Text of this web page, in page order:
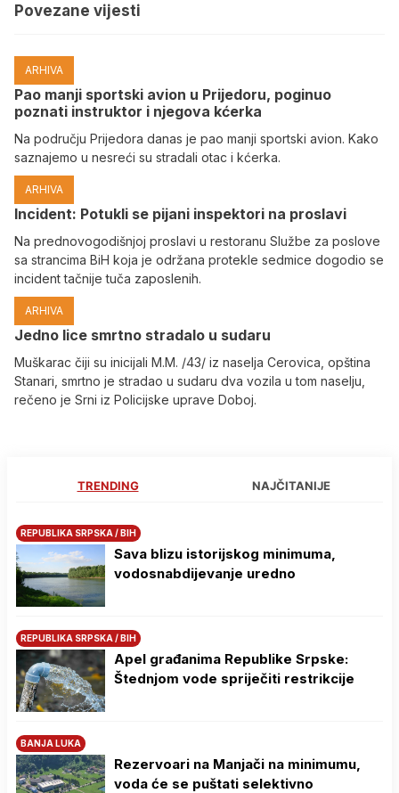
Povezane vijesti
ARHIVA
Pao manji sportski avion u Prijedoru, poginuo
poznati instruktor i njegova kćerka
Na području Prijedora danas je pao manji sportski avion. Kako
saznajemo u nesreći su stradali otac i kćerka.
ARHIVA
Incident: Potukli se pijani inspektori na proslavi
Na prednovogodišnjoj proslavi u restoranu Službe za poslove
sa strancima BiH koja je održana protekle sedmice dogodio se
incident tačnije tuča zaposlenih.
ARHIVA
Јedno lice smrtno stradalo u sudaru
Muškarac čiji su inicijali M.M. /43/ iz naselja Cerovica, opština
Stanari, smrtno je stradao u sudaru dva vozila u tom naselju,
rečeno je Srni iz Policijske uprave Doboj.
TRENDING NAJČITANIJE
REPUBLIKA SRPSKA / BIH
Sava blizu istorijskog minimuma,
vodosnabdijevanje uredno
REPUBLIKA SRPSKA / BIH
Apel građanima Republike Srpske:
Štednjom vode spriječiti restrikcije
BANJA LUKA
Rezervoari na Manjači na minimumu,
voda će se puštati selektivno